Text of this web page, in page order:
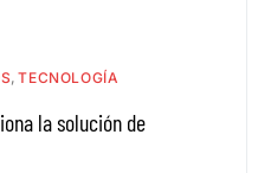
TECNOLOGÍA
la solución de